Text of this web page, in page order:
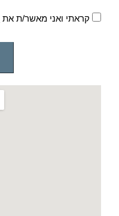
קראתי ואני מאשר/ת את